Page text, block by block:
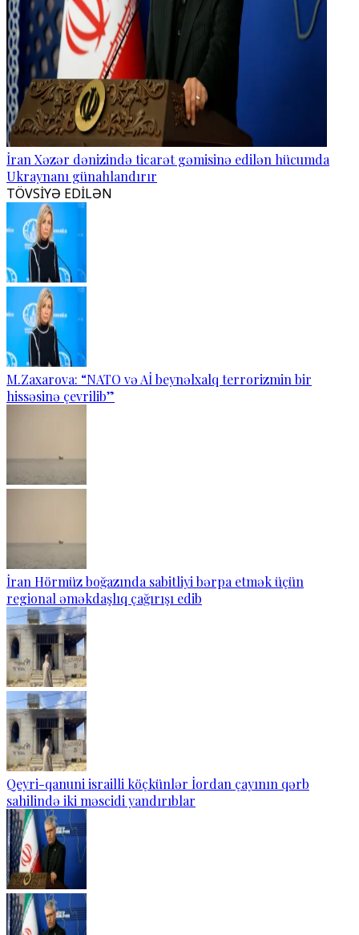
İran Xəzər dənizində ticarət gəmisinə edilən hücumda
Ukraynanı günahlandırır
TÖVSİYƏ EDİLƏN
M.Zaxarova: “NATO və Aİ beynəlxalq terrorizmin bir
hissəsinə çevrilib”
İran Hörmüz boğazında sabitliyi bərpa etmək üçün
regional əməkdaşlıq çağırışı edib
Qeyri-qanuni israilli köçkünlər İordan çayının qərb
sahilində iki məscidi yandırıblar